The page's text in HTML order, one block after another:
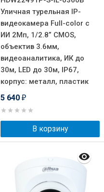
Уличная турельная IP-
видеокамера Full-color с
ИИ 2Мп, 1/2.8” CMOS,
объектив 3.6мм,
видеоаналитика, ИК до
30м, LED до 30м, IP67,
корпус: металл, пластик
5 640 ₽
В корзину